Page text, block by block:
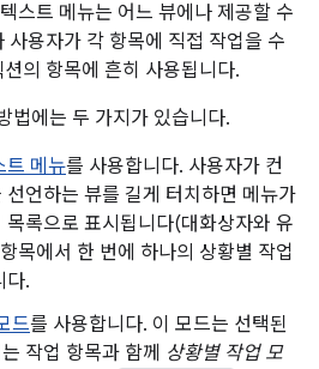
스트 메뉴는 어느 뷰에나 제공할 수
사용자가 각 항목에 직접 작업을 수
의 항목에 흔히 사용됩니다.
법에는 두 가지가 있습니다.
트 메뉴를 사용합니다. 사용자가 컨
선언하는 뷰를 길게 터치하면 메뉴가
목록으로 표시됩니다(대화상자와 유
목에서 한 번에 하나의 상황별 작업
다.
드를 사용합니다. 이 모드는 선택된
작업 항목과 함께 상황별 작업 모